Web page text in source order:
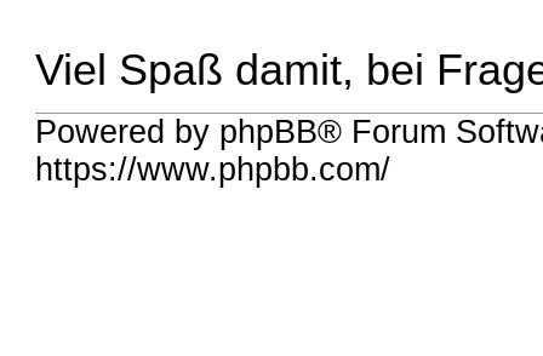
Viel Spaß damit, bei
Powered by phpBB® Forum
https://www.phpbb.com/